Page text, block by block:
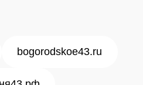
bogorodskoe43.ru